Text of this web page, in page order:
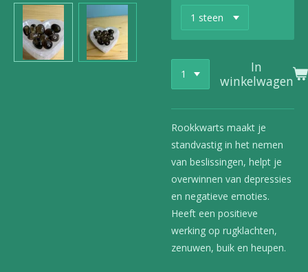
In
winkelwagen
Rookkwarts maakt je
standvastig in het nemen
van beslissingen, helpt je
overwinnen van depressies
en negatieve emoties.
Heeft een positieve
werking op rugklachten,
zenuwen, buik en heupen.